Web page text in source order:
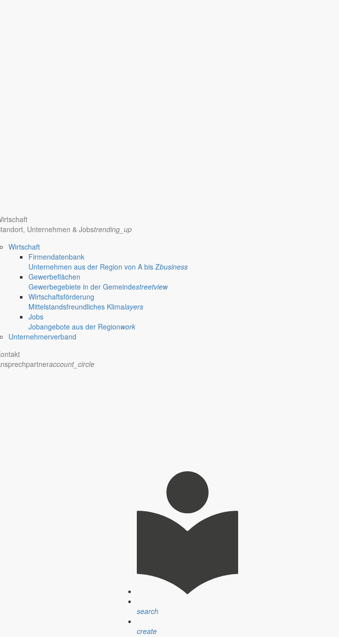
Unternehmen & Jobstrending_up
Wirtschaft
Firmendatenbank
Unternehmen aus der Region von A bis Zbusiness
Gewerbeflächen
Gewerbegebiete in der Gemeindestreetview
Wirtschaftsförderung
Mittelstandsfreundliches Klimalayers
Jobs
Jobangebote aus der Regionwork
Unternehmerverband
account_circle
search
create
die Vorwürfe recht einseitig sind und nicht von der gesamten Stadtverwaltung kommen.
Vorteil bedacht ist? Wenn ich mich ständig angegriffen fühle und nicht bemerke, dass ich selbst das
verbessert hat und dass dieser Verwaltungsakt schon abgeschlossen wäre. Auch der Landrat räumt
Aber er sucht das Gespräch mit den Gemeinden, er hört sich die Probleme an und er versucht,
kommen, aus welcher mehr verhindert als bewegt wurde.
verbunden. Wir wissen, welche Rolle Görlitz für unsere Region, die Oberlausitz, spielt.
Berzdorfer See ist noch lange nicht alles geklärt, damit willige Investoren mit der
mit dem Landkreis am und um den See.
Erst im letzten halben Jahr hat die EGZ (Europastadt GmbH) mit uns Kontakt aufgenommen und sich
wir zu welchem Preis jährlich in der Stadthalle durchführen wollen. Wir haben diesen
Verwaltungen nicht schlecht.
werden uns in der Fremde auch immer als Markersdorf bei Görlitz vorstellen. Wir werden auch
das Theater und die Restaurants der Stadt nutzen.
Gemeindewahlausschuss mitarbeiten.